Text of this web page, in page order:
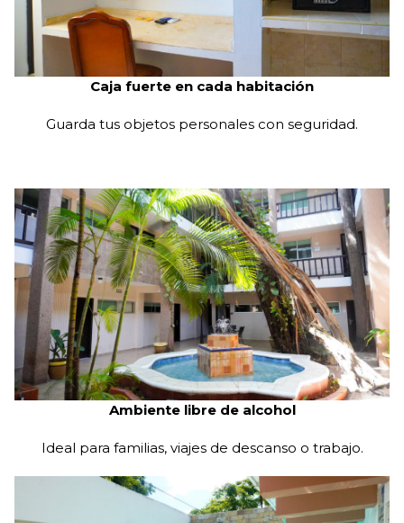
Ambiente libre de alcohol
Ideal para familias, viajes de descanso o trabajo.
Ambiente tranquilo y seguro
Espacios pensados para el descanso y la comodidad.